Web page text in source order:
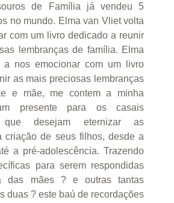
de Família já vendeu 5
no mundo. Elma van Vliet volta
com um livro dedicado a reunir
lembranças de família. Elma
nos emocionar com um livro
as mais preciosas lembranças
e mãe, me contem a minha
presente para os casais
que desejam eternizar as
criação de seus filhos, desde a
a pré-adolescência. Trazendo
para serem respondidas
das mães ? e outras tantas
duas ? este baú de recordações